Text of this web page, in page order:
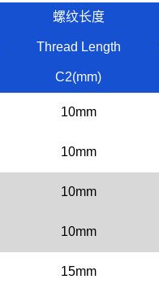
螺纹长度
Thread Length
C2(mm)
10mm
10mm
10mm
10mm
15mm